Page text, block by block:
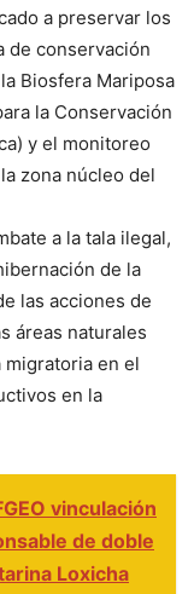
a preservar los
de conservación
Biosfera Mariposa
la Conservación
y el monitoreo
zona núcleo del
a la tala ilegal,
de la
las acciones de
áreas naturales
en el
en la
vinculación
de doble
Loxicha